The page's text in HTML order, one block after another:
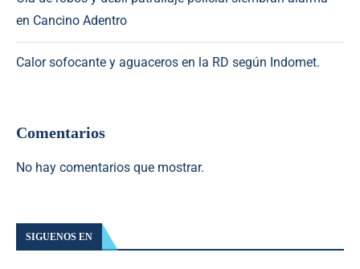
en Cancino Adentro
Calor sofocante y aguaceros en la RD según Indomet.
Comentarios
No hay comentarios que mostrar.
SIGUENOS EN